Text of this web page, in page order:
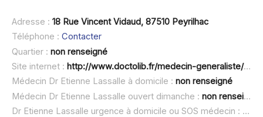
Adresse : 18 Rue Vincent Vidaud, 87510 Peyrilhac
Téléphone : Contacter
Quartier : non renseigné
Site internet : http://www.doctolib.fr/medecin-generaliste/peyrilhac/etienne-lassalle
Médecin Dr Etienne Lassalle à domicile : non renseigné
Médecin Dr Etienne Lassalle ouvert dimanche : non renseigné
Dr Etienne Lassalle urgence à domicile ou SOS médecin :
non